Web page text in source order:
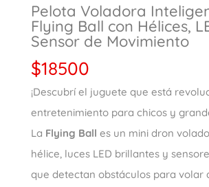
Pelota Voladora
Flying Ball con Hélices,
Sensor de Movimiento
$18500
¡Descubrí el juguete que está
entretenimiento para chicos y
La Flying Ball es un mini dron
hélice, luces LED brillantes y
que detectan obstáculos para volar